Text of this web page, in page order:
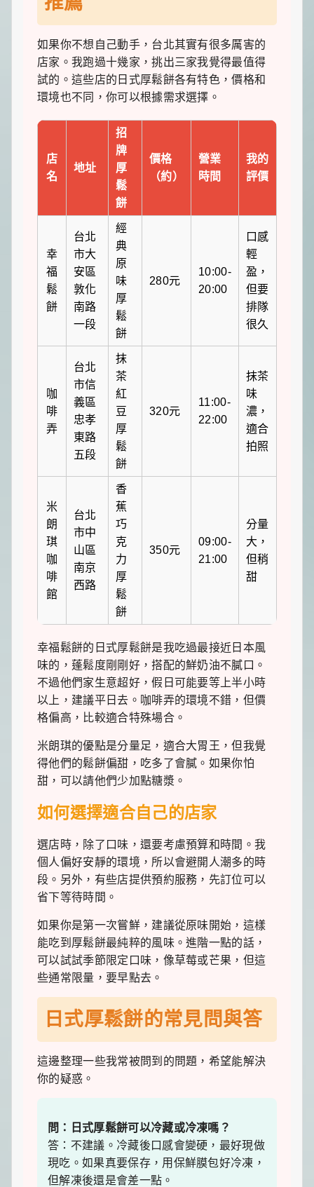
如果你不想自己動手，台北其實有很多厲害的
店家。我跑過十幾家，挑出三家我覺得最值得
試的。這些店的日式厚鬆餅各有特色，價格和
環境也不同，你可以根據需求選擇。
店
名
地址
招
牌
厚
鬆
餅
價格
（約）
營業
時間
我的
評價
幸
福
鬆
餅
台北
市大
安區
敦化
南路
一段
經
典
原
味
厚
鬆
餅
280元
10:00-
20:00
口感
輕
盈，
但要
排隊
很久
咖
啡
弄
台北
市信
義區
忠孝
東路
五段
抹
茶
紅
豆
厚
鬆
餅
320元
11:00-
22:00
抹茶
味
濃，
適合
拍照
米
朗
琪
咖
啡
館
台北
市中
山區
南京
西路
香
蕉
巧
克
力
厚
鬆
餅
350元
09:00-
21:00
分量
大，
但稍
甜
幸福鬆餅的日式厚鬆餅是我吃過最接近日本風
味的，蓬鬆度剛剛好，搭配的鮮奶油不膩口。
不過他們家生意超好，假日可能要等上半小時
以上，建議平日去。咖啡弄的環境不錯，但價
格偏高，比較適合特殊場合。
米朗琪的優點是分量足，適合大胃王，但我覺
得他們的鬆餅偏甜，吃多了會膩。如果你怕
甜，可以請他們少加點糖漿。
如何選擇適合自己的店家
選店時，除了口味，還要考慮預算和時間。我
個人偏好安靜的環境，所以會避開人潮多的時
段。另外，有些店提供預約服務，先訂位可以
省下等待時間。
如果你是第一次嘗鮮，建議從原味開始，這樣
能吃到厚鬆餅最純粹的風味。進階一點的話，
可以試試季節限定口味，像草莓或芒果，但這
些通常限量，要早點去。
日式厚鬆餅的常見問與答
這邊整理一些我常被問到的問題，希望能解決
你的疑惑。
問：日式厚鬆餅可以冷藏或冷凍嗎？
答：不建議。冷藏後口感會變硬，最好現做
現吃。如果真要保存，用保鮮膜包好冷凍，
但解凍後還是會差一點。